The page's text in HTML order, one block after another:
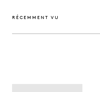
RÉCEMMENT VU